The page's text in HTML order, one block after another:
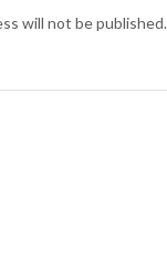
will not be published.